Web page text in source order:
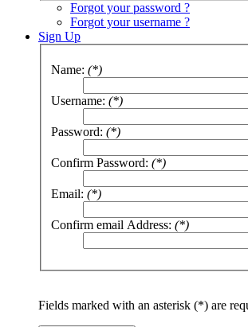
Forgot your password ?
Forgot your username ?
Sign Up
Name: (*)
Username: (*)
Password: (*)
Confirm Password: (*)
Email: (*)
Confirm email Address: (*)
Fields marked with an asterisk (*) are